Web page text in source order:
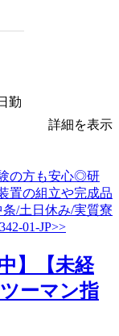
勤
詳細を表示
】【未経
ーマン指